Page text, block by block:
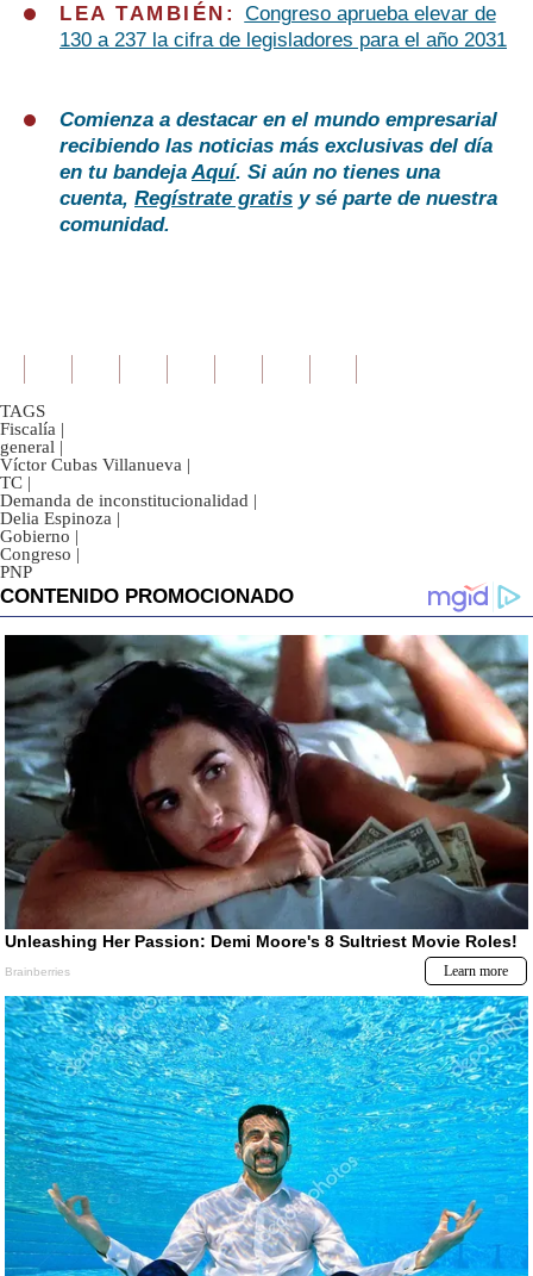
LEA TAMBIÉN: Congreso aprueba elevar de
130 a 237 la cifra de legisladores para el año 2031
Comienza a destacar en el mundo empresarial
recibiendo las noticias más exclusivas del día
en tu bandejaAquí. Si aún no tienes una
cuenta, Regístrate gratis y sé parte de nuestra
comunidad.
TAGS
Fiscalía |
general |
Víctor Cubas Villanueva |
TC |
Demanda de inconstitucionalidad |
Delia Espinoza |
Gobierno |
Congreso |
PNP